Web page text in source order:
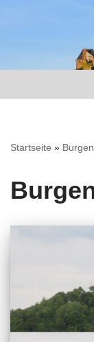
springen
Startseite »